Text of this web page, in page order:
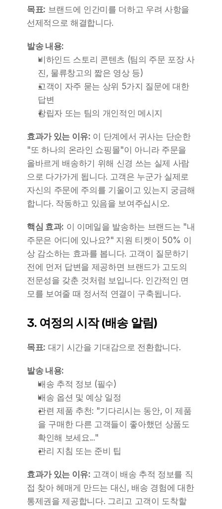
목표: 브랜드에 인간미를 더하고 우려 사항을
선제적으로 해결합니다.
발송 내용:
비하인드 스토리 콘텐츠 (팀의 주문 포장 사
진, 물류창고의 짧은 영상 등)
고객이 자주 묻는 상위 5가지 질문에 대한
답변
창립자 또는 팀의 개인적인 메시지
효과가 있는 이유: 이 단계에서 귀사는 단순한
"또 하나의 온라인 쇼핑몰"이 아니라 주문을
올바르게 배송하기 위해 신경 쓰는 실제 사람
으로 다가가게 됩니다. 고객은 누군가 실제로
자신의 주문에 주의를 기울이고 있는지 궁금해
합니다. 작동하고 있음을 보여주십시오.
핵심 효과: 이 이메일을 발송하는 브랜드는 "내
주문은 어디에 있나요?" 지원 티켓이 50% 이
상 감소하는 효과를 봅니다. 고객이 질문하기
전에 먼저 답변을 제공하면 브랜드가 고도의
전문성을 갖춘 것처럼 보입니다. 인간적인 면
모를 보여줄 때 정서적 연결이 구축됩니다.
3. 여정의 시작 (배송 알림)
목표: 대기 시간을 기대감으로 전환합니다.
발송 내용:
배송 추적 정보 (필수)
배송 옵션 및 예상 일정
관련 제품 추천: "기다리시는 동안, 이 제품
을 구매한 다른 고객들이 좋아했던 상품도
확인해 보세요..."
관리 지침 또는 준비 팁
효과가 있는 이유: 고객이 배송 추적 정보를 직
접 찾아 헤매게 만드는 대신, 배송 경험에 대한
통제권을 제공합니다. 그리고 고객이 도착할